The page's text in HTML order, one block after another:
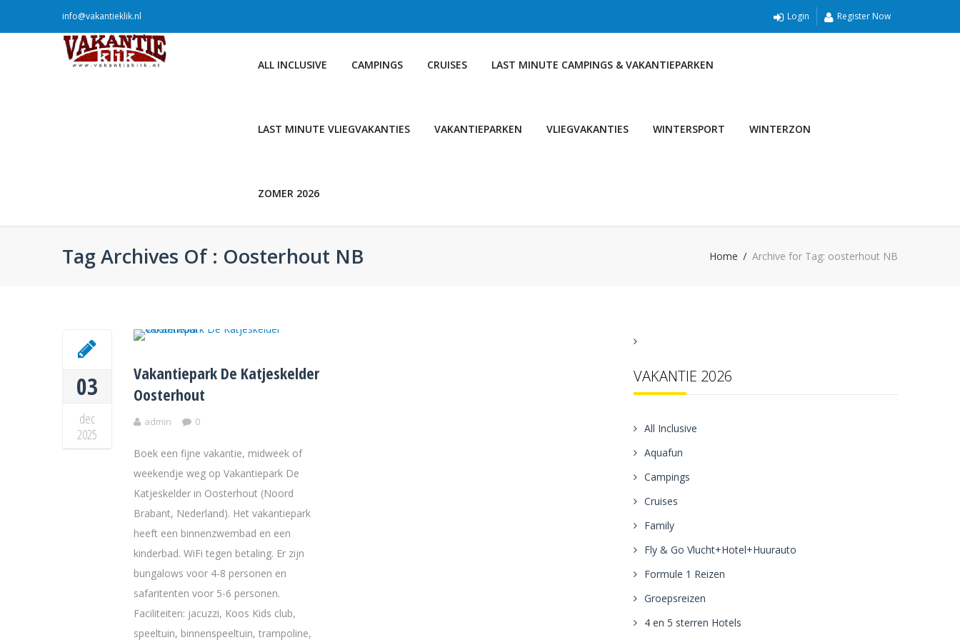
info@vakantieklik.nl Login Register Now
ALL INCLUSIVE CAMPINGS CRUISES LAST MINUTE CAMPINGS & VAKANTIEPARKEN
LAST MINUTE VLIEGVAKANTIES VAKANTIEPARKEN VLIEGVAKANTIES WINTERSPORT WINTERZON
ZOMER 2026
Tag Archives Of : Oosterhout NB Home Archive for Tag: oosterhout NB
03
dec
2025
Vakantiepark De Katjeskelder
Oosterhout
admin 0
Boek een fijne vakantie, midweek of
weekendje weg op Vakantiepark De
Katjeskelder in Oosterhout (Noord
Brabant, Nederland). Het vakantiepark
heeft een binnenzwembad en een
kinderbad. WiFi tegen betaling. Er zijn
bungalows voor 4-8 personen en
safaritenten voor 5-6 personen.
Faciliteiten: jacuzzi, Koos Kids club,
speeltuin, binnenspeeltuin, trampoline,
VAKANTIE 2026
All Inclusive
Aquafun
Campings
Cruises
Family
Fly & Go Vlucht+Hotel+Huurauto
Formule 1 Reizen
Groepsreizen
4 en 5 sterren Hotels